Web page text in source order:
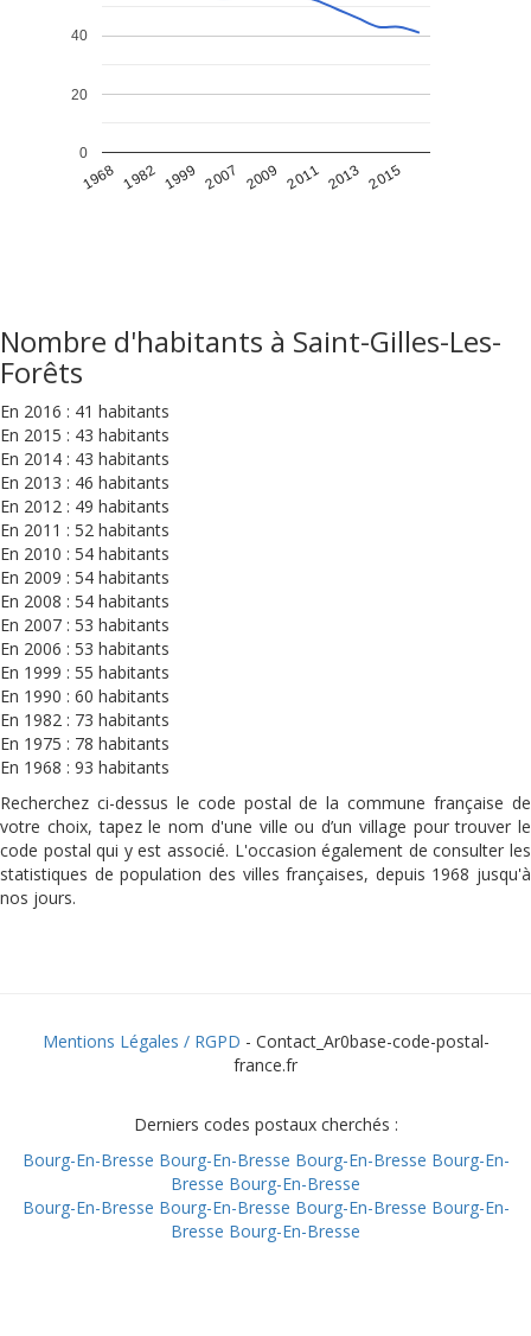
1968 1982 1999 2007 2009 2011 2013 2015
0
20
40
Nombre d'habitants à Saint-Gilles-Les-
Forêts
En 2016 : 41 habitants
En 2015 : 43 habitants
En 2014 : 43 habitants
En 2013 : 46 habitants
En 2012 : 49 habitants
En 2011 : 52 habitants
En 2010 : 54 habitants
En 2009 : 54 habitants
En 2008 : 54 habitants
En 2007 : 53 habitants
En 2006 : 53 habitants
En 1999 : 55 habitants
En 1990 : 60 habitants
En 1982 : 73 habitants
En 1975 : 78 habitants
En 1968 : 93 habitants
Recherchez ci-dessus le code postal de la commune française de
votre choix, tapez le nom d'une ville ou d’un village pour trouver le
code postal qui y est associé. L'occasion également de consulter les
statistiques de population des villes françaises, depuis 1968 jusqu'à
nos jours.
Mentions Légales / RGPD - Contact_Ar0base-code-postal-
france.fr
Derniers codes postaux cherchés :
Bourg-En-Bresse Bourg-En-Bresse Bourg-En-Bresse Bourg-En-
Bresse Bourg-En-Bresse
Bourg-En-Bresse Bourg-En-Bresse Bourg-En-Bresse Bourg-En-
Bresse Bourg-En-Bresse